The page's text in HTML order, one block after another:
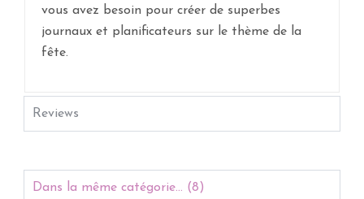
vous avez besoin pour créer de superbes
journaux et planificateurs sur le thème de la
fête.
Reviews
Dans la même catégorie... (8)